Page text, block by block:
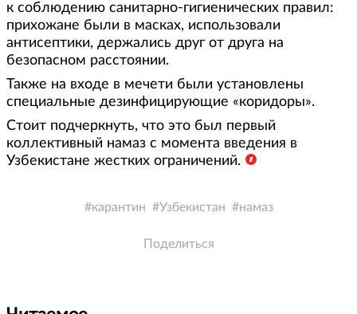
к соблюдению санитарно-гигиенических правил:
прихожане были в масках, использовали
антисептики, держались друг от друга на
безопасном расстоянии.
Также на входе в мечети были установлены
специальные дезинфицирующие «коридоры».
Стоит подчеркнуть, что это был первый
коллективный намаз с момента введения в
Узбекистане жестких ограничений.
карантин Узбекистан намаз
Поделиться